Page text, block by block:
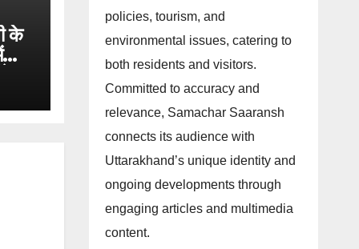
के
policies, tourism, and
environmental issues, catering to
both residents and visitors.
Committed to accuracy and
relevance, Samachar Saaransh
connects its audience with
Uttarakhand’s unique identity and
ongoing developments through
engaging articles and multimedia
content.